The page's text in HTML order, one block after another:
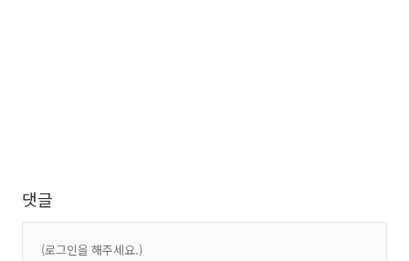
댓글